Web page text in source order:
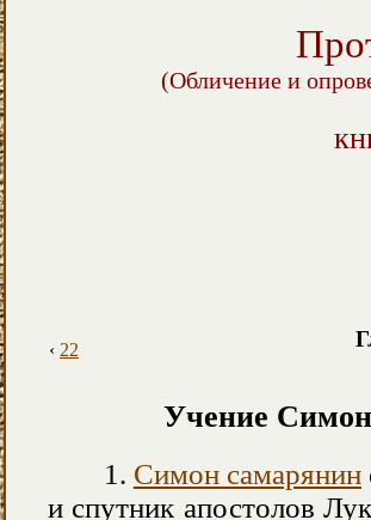
(Обличение и
‹ 22
Учение
1. Симон самарянин
и спутник апостолов